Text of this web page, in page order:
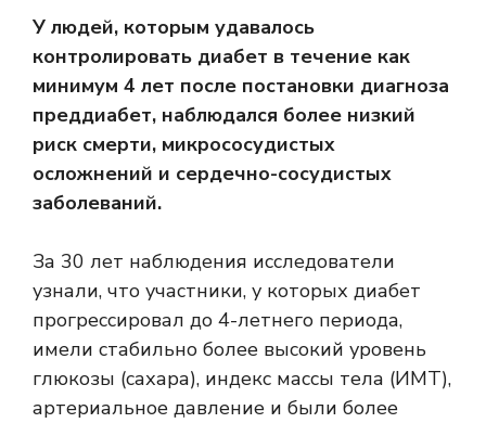
У людей, которым удавалось
контролировать диабет в течение как
минимум 4 лет после постановки диагноза
преддиабет, наблюдался более низкий
риск смерти, микрососудистых
осложнений и сердечно-сосудистых
заболеваний.
За 30 лет наблюдения исследователи
узнали, что участники, у которых диабет
прогрессировал до 4-летнего периода,
имели стабильно более высокий уровень
глюкозы (сахара), индекс массы тела (ИМТ),
артериальное давление и были более